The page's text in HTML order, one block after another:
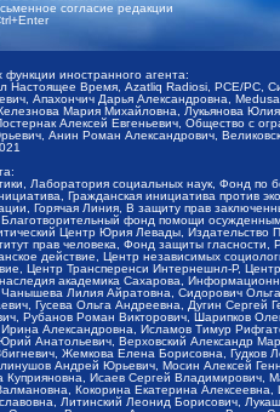
согласие редакции
иностранного агента:
Время, Azatliq Radiosi, PCE/
Апахончич Дарья Александровна,
Мария Михайловна, Лукьянова
Алексей Евгеньевич, Общество с
Анин Роман Александрович,
Лаборатория социальных наук, Фонд
Гражданская инициатива против
Горячая Линия, В защиту прав
фонд помощи
Центр Юрия Левады,
прав человека, Фонд защиты гласности,
действие, Центр независимых
Центр Трансперенси Интернешнл-Р,
академика Сахарова,
Лилия Айратовна, Сидорович
Гусева Ольга Андреевна, Дугин Сергей
Рубанов Роман Викторович, Шарипков
Александровна, Исламов Тимур
Анатольевич, Верховский Александр
Жемкова Елена Борисовна,
Андрей Юрьевич, Мосин Алексей
Исаев Сергей Владимирович,
Кокорина Екатерина
Литинский Леонид Борисович,